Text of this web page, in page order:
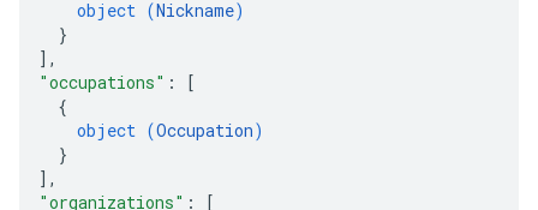
object (Nickname)
}
] ,
"occupations" :
[
{
object (Occupation)
}
] ,
"organizations" :
[